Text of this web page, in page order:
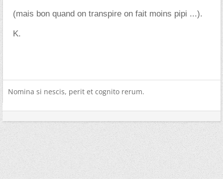
(mais bon quand on transpire on fait moins pipi ...).
K.
Nomina si nescis, perit et cognito rerum.